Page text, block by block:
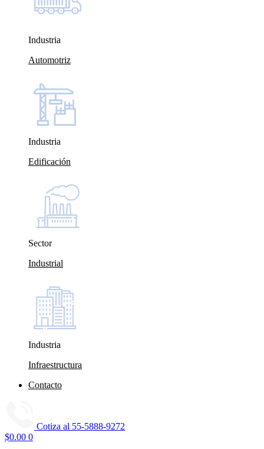
Industria
Automotriz
Industria
Edificación
Sector
Industrial
Industria
Infraestructura
Contacto
Cotiza al 55-5888-9272
$0.00 0